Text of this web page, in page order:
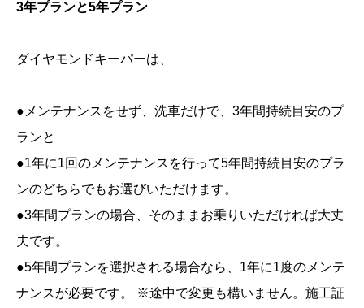
3年プランと5年プラン
ダイヤモンドキーパーは、
●メンテナンスをせず、洗車だけで、3年間持続目安のプ
ランと
●1年に1回のメンテナンスを行って5年間持続目安のプラ
ンのどちらでもお選びいただけます。
●3年間プランの場合、そのままお乗りいただければ大丈
夫です。
●5年間プランを選択される場合なら、1年に1度のメンテ
ナンスが必要です。 ※途中で変更も構いません。施工証